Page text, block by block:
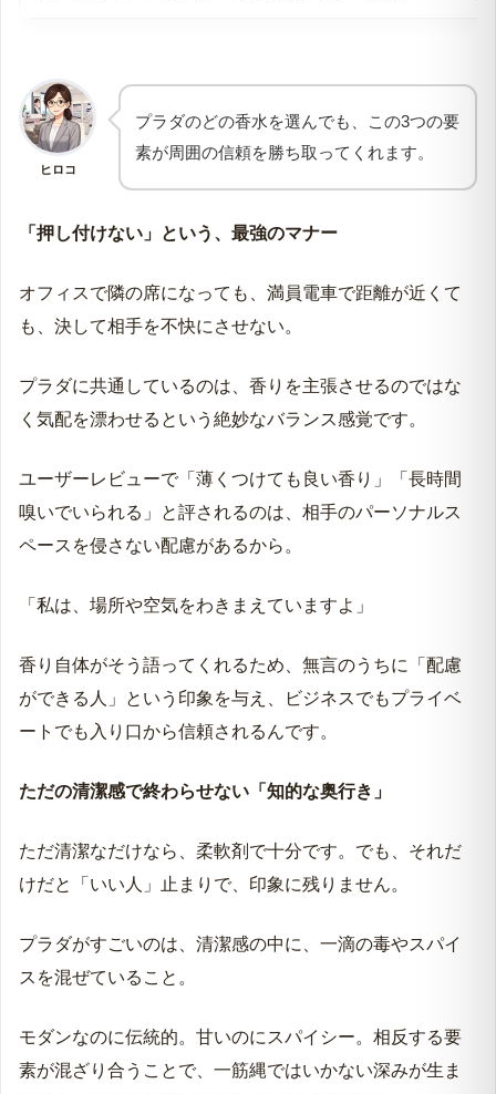
ヒロコ
プラダのどの香水を選んでも、この3つの要
素が周囲の信頼を勝ち取ってくれます。
「押し付けない」という、最強のマナー
オフィスで隣の席になっても、満員電車で距離が近くて
も、決して相手を不快にさせない。
プラダに共通しているのは、香りを主張させるのではな
く気配を漂わせるという絶妙なバランス感覚です。
ユーザーレビューで「薄くつけても良い香り」「長時間
嗅いでいられる」と評されるのは、相手のパーソナルス
ペースを侵さない配慮があるから。
「私は、場所や空気をわきまえていますよ」
香り自体がそう語ってくれるため、無言のうちに「配慮
ができる人」という印象を与え、ビジネスでもプライベ
ートでも入り口から信頼されるんです。
ただの清潔感で終わらせない「知的な奥行き」
ただ清潔なだけなら、柔軟剤で十分です。でも、それだ
けだと「いい人」止まりで、印象に残りません。
プラダがすごいのは、清潔感の中に、一滴の毒やスパイ
スを混ぜていること。
モダンなのに伝統的。甘いのにスパイシー。相反する要
素が混ざり合うことで、一筋縄ではいかない深みが生ま